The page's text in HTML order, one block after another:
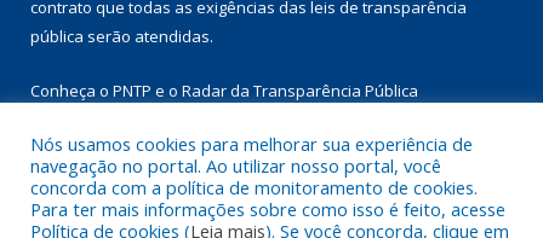
contrato que todas as exigências das leis de transparência
pública serão atendidas.
Conheça o PNTP e o Radar da Transparência Pública
Todos os direitos reservados a Câmara Municipal de Aurora do
Nós usamos cookies para melhorar sua experiência de
navegação no portal. Ao utilizar nosso portal, você
concorda com a política de monitoramento de cookies.
Para ter mais informações sobre como isso é feito, acesse
Política de cookies (Leia mais). Se você concorda, clique em